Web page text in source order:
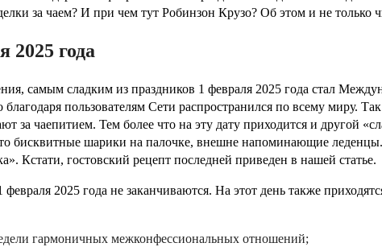
за чаем? И при чем тут Робинзон Крузо? Об этом и не только
2025 года
самым сладким из праздников 1 февраля 2025 года стал
пользователям Сети распространился по всему миру.
за чаепитием. Тем более что на эту дату приходится и другой
бисквитные шарики на палочке, внешне напоминающие
Кстати, гостовский рецепт последней приведен в нашей статье.
2025 года не заканчиваются. На этот день также
гармоничных межконфессиональных отношений;